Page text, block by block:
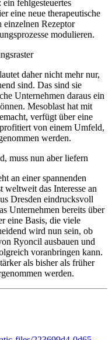
fehlgesteuertes
eine neue therapeutische
einzelnen Rezeptor
modulieren.
daher nicht mehr nur,
sind. Das sind sie
Unternehmen daraus ein
Mesoblast hat mit
verfügt über eine
von einem Umfeld,
werden.
muss nun aber liefern
an einer spannenden
weltweit das Interesse an
Dresden eindrucksvoll
Unternehmen bereits über
eine Basis, die viele
wird nun sein, ob
Ryoncil ausbauen und
voranbringen kann.
als bisher als früher
werden.